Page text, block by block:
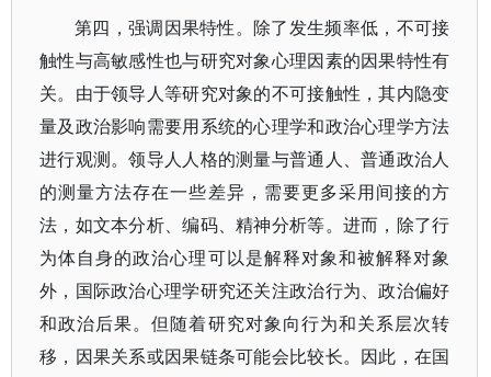
第四，强调因果特性。除了发生频率低，不可接
触性与高敏感性也与研究对象心理因素的因果特性有
关。由于领导人等研究对象的不可接触性，其内隐变
量及政治影响需要用系统的心理学和政治心理学方法
进行观测。领导人人格的测量与普通人、普通政治人
的测量方法存在一些差异，需要更多采用间接的方
法，如文本分析、编码、精神分析等。进而，除了行
为体自身的政治心理可以是解释对象和被解释对象
外，国际政治心理学研究还关注政治行为、政治偏好
和政治后果。但随着研究对象向行为和关系层次转
移，因果关系或因果链条可能会比较长。因此，在国